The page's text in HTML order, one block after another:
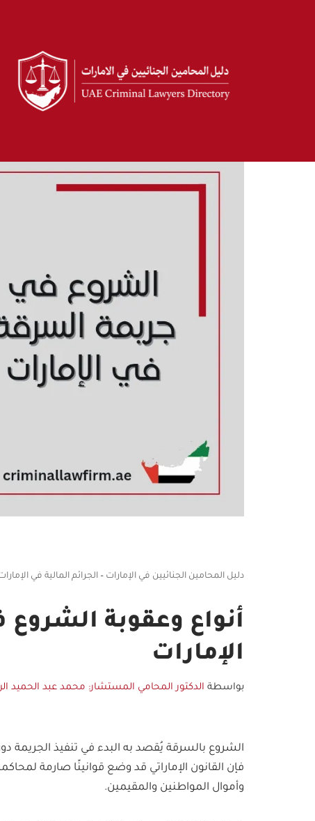
دليل المحامين الجنائيين في الإمارات – الجرائم المالية في
أنواع وعقوبة
الإمارات
بواسطة الدكتور المحامي المستشار: محمد عبد الحميد
الشروع بالسرقة يُقصد به البدء في تنفيذ الجريمة
فإن القانون الإماراتي قد وضع قوانينًا صارمة
وأموال المواطنين والمقيمين.